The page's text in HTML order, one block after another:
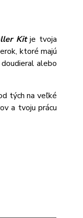
Kitje tvoja
ktoré majú
alebo
tých na veľké
a tvoju prácu